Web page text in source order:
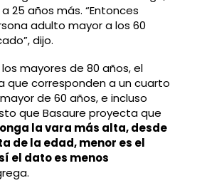
25 años más. “Entonces
adulto mayor a los 60
dijo.
mayores de 80 años, el
que corresponden a un cuarto
de 60 años, e incluso
que Basaure proyecta que
la vara más alta, desde
de la edad, menor es el
el dato es menos